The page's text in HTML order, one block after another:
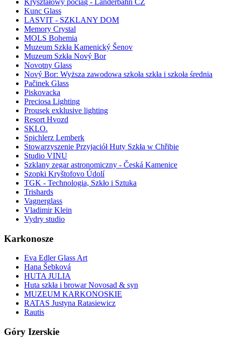
Kryształowy pociąg - Länderbahn CZ
Kunc Glass
LASVIT - SZKLANY DOM
Memory Crystal
MOLS Bohemia
Muzeum Szkła Kamenický Šenov
Muzeum Szkła Nový Bor
Novotny Glass
Nový Bor: Wyższa zawodowa szkoła szkła i szkoła średnia
Pačinek Glass
Piskovacka
Preciosa Lighting
Prousek exklusive lighting
Resort Hvozd
SKLO.
Spichlerz Lemberk
Stowarzyszenie Przyjaciół Huty Szkła w Chřibie
Studio VINU
Szklany zegar astronomiczny - Česká Kamenice
Szopki Kryštofovo Údolí
TGK - Technologia, Szkło i Sztuka
Trishards
Vagnerglass
Vladimir Klein
Vydry studio
Karkonosze
Eva Edler Glass Art
Hana Šebková
HUTA JULIA
Huta szkła i browar Novosad & syn
MUZEUM KARKONOSKIE
RATAS Justyna Ratasiewicz
Rautis
Góry Izerskie